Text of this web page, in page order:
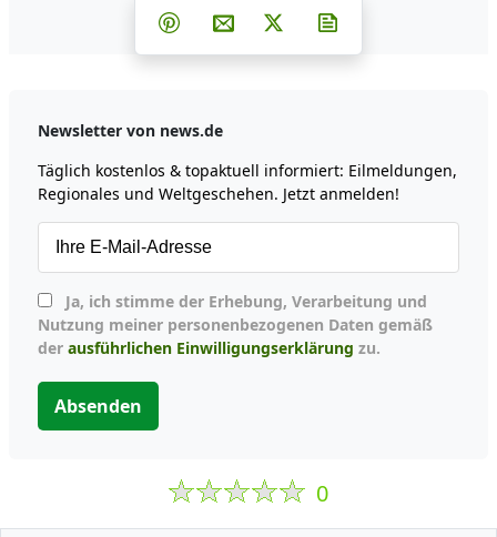
Teilen auf Facebook
Teilen auf Whatsapp
Teilen auf Telegram
Teilen auf Pinterest
Per E-Mail teilen
Post auf X
Newsletter von news.de
Täglich kostenlos & topaktuell informiert: Eilmeldungen,
Regionales und Weltgeschehen. Jetzt anmelden!
Nutzung meiner personenbezogenen Daten gemäß
der ausführlichen Einwilligungserklärung zu.
Absenden
0